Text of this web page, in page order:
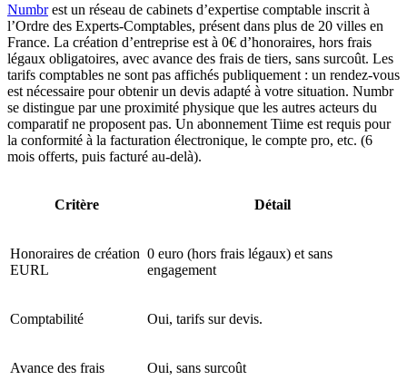
Numbrest un réseau de cabinets d’expertise comptable inscrit à
l’Ordre des Experts-Comptables, présent dans plus de 20 villes en
France. La création d’entreprise est à 0€ d’honoraires, hors frais
légaux obligatoires, avec avance des frais de tiers, sans surcoût. Les
tarifs comptables ne sont pas affichés publiquement : un rendez-vous
est nécessaire pour obtenir un devis adapté à votre situation. Numbr
se distingue par une proximité physique que les autres acteurs du
comparatif ne proposent pas. Un abonnement Tiime est requis pour
la conformité à la facturation électronique, le compte pro, etc. (6
mois offerts, puis facturé au-delà).
Critère Détail
Honoraires de création
EURL
0 euro (hors frais légaux) et sans
engagement
Comptabilité Oui, tarifs sur devis.
Avance des frais Oui, sans surcoût